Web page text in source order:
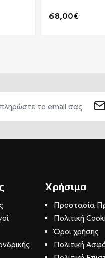
68,00€
Χρήσιμα
Προστασία
Πολιτική
Όροι χρήσης
Πολιτική